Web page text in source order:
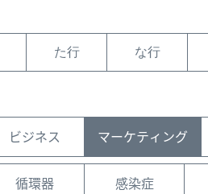
た行 な行
ビジネス マーケティング
循環器 感染症